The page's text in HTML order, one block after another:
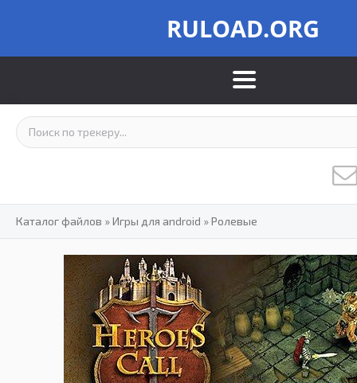
RULOAD.ORG
Каталог файлов »Игры для android »Ролевые